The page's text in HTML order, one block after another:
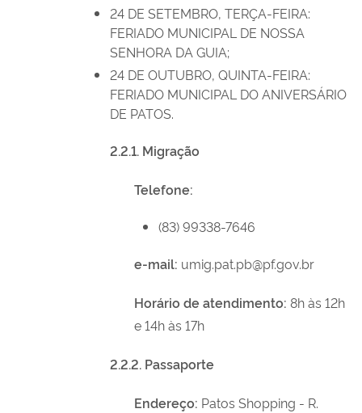
24 DE SETEMBRO, TERÇA-FEIRA:
FERIADO MUNICIPAL DE NOSSA
SENHORA DA GUIA;
24 DE OUTUBRO, QUINTA-FEIRA:
FERIADO MUNICIPAL DO ANIVERSÁRIO
DE PATOS.
2.2.1. Migração
Telefone:
(83) 99338-7646
e-mail: umig.pat.pb@pf.gov.br
Horário de atendimento: 8h às 12h
e 14h às 17h
2.2.2. Passaporte
Endereço: Patos Shopping - R.